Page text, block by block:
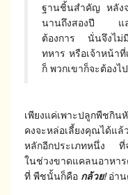
ฐานชิ้นสำคัญ หลังจ
นานถึงสองปี แล
ต้องการ นั่นจึงไม่
ทหาร หรือเจ้าหน้า
ก็ พวกเขาก็จะต้องไ
เพียงแค่เพาะปลูกพืชกิ
คงจะหล่อเลี้ยงคุณได้แ
หลักอีกประเภทหนึ่ง ที่
ในช่วงขาดแคลนอาหา
ที่ พืชนั้นก็คือ กล้วย!อ่าน